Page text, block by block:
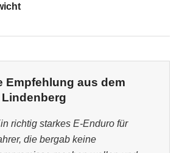
Empfehlung aus dem
richtig starkes E-Enduro für
die bergab keine